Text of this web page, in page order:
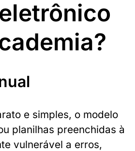
e simples, o modelo
planilhas preenchidas à
vulnerável a erros,